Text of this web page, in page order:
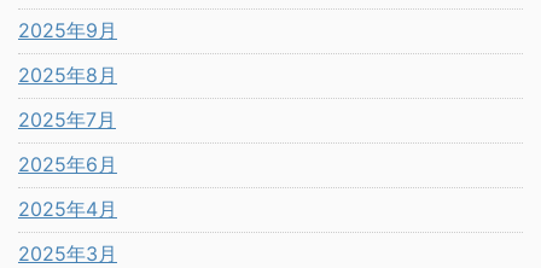
2025年9月
2025年8月
2025年7月
2025年6月
2025年4月
2025年3月